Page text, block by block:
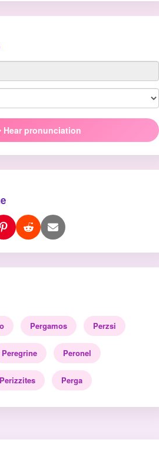
Hear pronunciation
Pergamos Perzsi
Peregrine Peronel
Perizzites Perga